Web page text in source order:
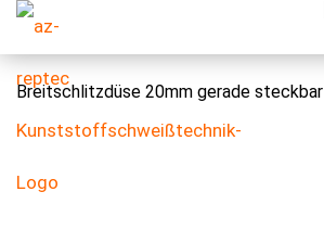
Breitschlitzdüse 20mm gerade steckbar